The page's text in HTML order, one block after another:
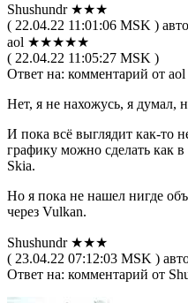
Shushundr ★★★
( 22.04.22 11:01:06 MSK )
aol ★★★★★
( 22.04.22 11:05:27 MSK )
Ответ на: комментарий от
Нет, я не нахожусь, я думал,
И пока всё выглядит как-то
графику можно сделать как
Skia.
Но я пока не нашел нигде
через Vulkan.
Shushundr ★★★
( 23.04.22 07:12:03 MSK )
Ответ на: комментарий от